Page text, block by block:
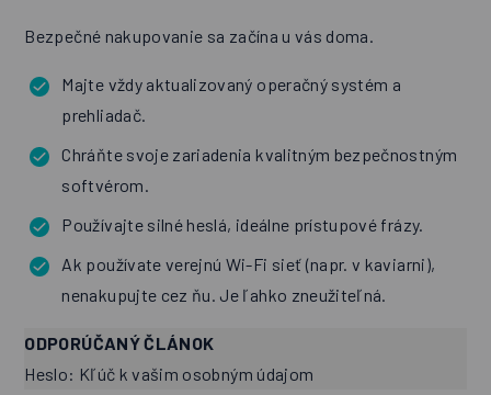
Bezpečné nakupovanie sa začína u vás doma.
Majte vždy aktualizovaný operačný systém a
prehliadač.
Chráňte svoje zariadenia kvalitným bezpečnostným
softvérom.
Používajte silné heslá, ideálne prístupové frázy.
Ak používate verejnú Wi-Fi sieť (napr. v kaviarni),
nenakupujte cez ňu. Je ľahko zneužiteľná.
ODPORÚČANÝ ČLÁNOK
Heslo: Kľúč k vašim osobným údajom